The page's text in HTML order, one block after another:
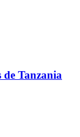
de Tanzania